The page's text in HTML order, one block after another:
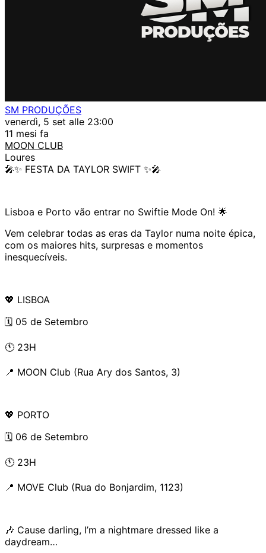
SM PRODUÇÕES
venerdì, 5 set alle 23:00
11 mesi fa
MOON CLUB
Loures
🎤✨ FESTA DA TAYLOR SWIFT ✨🎤
Lisboa e Porto vão entrar no Swiftie Mode On! 🌟
Vem celebrar todas as eras da Taylor numa noite épica,
com os maiores hits, surpresas e momentos
inesquecíveis.
💖 LISBOA
🗓️ 05 de Setembro
🕚 23H
📍 MOON Club (Rua Ary dos Santos, 3)
💖 PORTO
🗓️ 06 de Setembro
🕚 23H
📍 MOVE Club (Rua do Bonjardim, 1123)
🎶 Cause darling, I’m a nightmare dressed like a
daydream…